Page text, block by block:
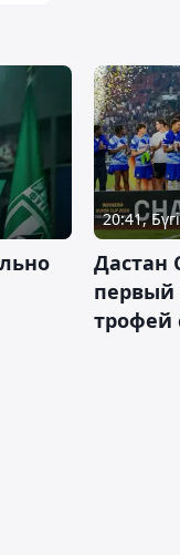
20:41,
Дастан
первый
трофей